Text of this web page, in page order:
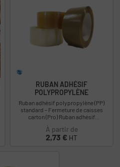
RUBAN ADHÉSIF
POLYPROPYLÈNE
Ruban adhésif polypropylène (PP)
standard – Fermeture de caisses
carton (Pro) Ruban adhésif
polypropylène (PP) pour la fermeture
manuelle de...
À partir de
Prix
2,73 € HT